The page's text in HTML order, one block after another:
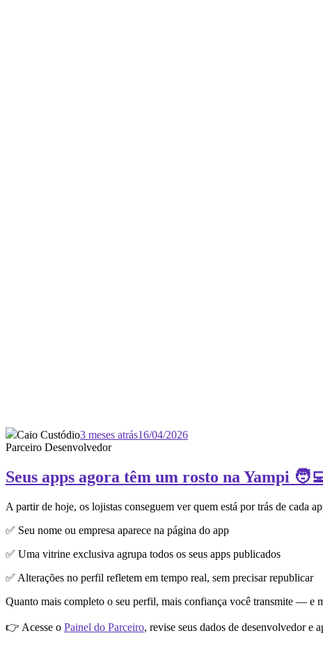
Caio Custódio3 meses atrás16/04/2026
Parceiro Desenvolvedor
Seus apps agora têm um rosto na Yampi
A partir de hoje, os lojistas conseguem ver quem está por trás de cada
✅ Seu nome ou empresa aparece na página do app
✅ Uma vitrine exclusiva agrupa todos os seus apps publicados
✅ Alterações no perfil refletem em tempo real, sem precisar republicar
Quanto mais completo o seu perfil, mais confiança você transmite — e
👉 Acesse o Painel do Parceiro, revise seus dados de desenvolvedor e